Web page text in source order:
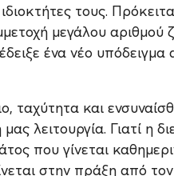
τους.
μεγάλου αριθμού
ένα νέο υπόδειγμα
ταχύτητα και
λειτουργία. Γιατί η
που γίνεται
στην πράξη από